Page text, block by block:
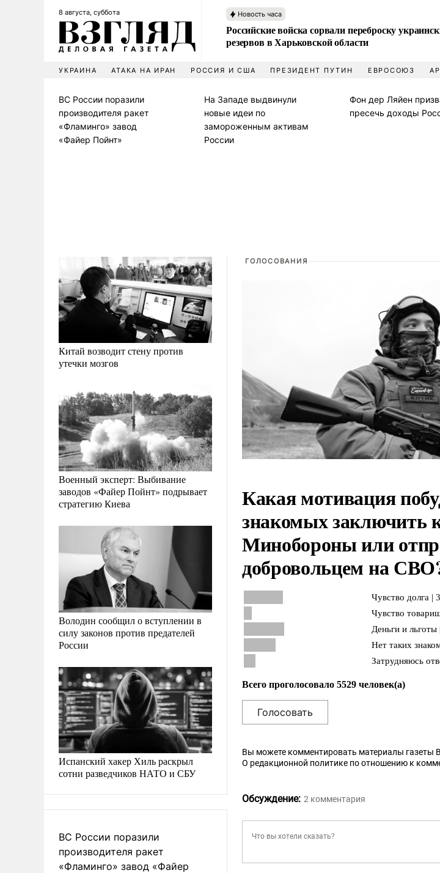
8 августа, суббота Новость часа
Российские войска сорвали переброску
резервов в Харьковской области
УКРАИНА АТАКА НА ИРАН РОССИЯ И США ПРЕЗИДЕНТ ПУТИН ЕВРОСОЮЗ
ВС России поразили
производителя ракет
«Фламинго» завод
«Файер Пойнт»
На Западе выдвинули
новые идеи по
замороженным активам
России
Фон дер Ляйен
пресечь доходы
Китай возводит стену против
утечки мозгов
Военный эксперт: Выбивание
заводов «Файер Пойнт» подрывает
стратегию Киева
Володин сообщил о вступлении в
силу законов против предателей
России
Испанский хакер Хиль раскрыл
сотни разведчиков НАТО и СБУ
ВС России поразили
производителя ракет
«Фламинго» завод «Файер
ГОЛОСОВАНИЯ
Какая мотивация
знакомых заключить
Минобороны или
добровольцем на
Чувство долга |
Чувство
Деньги и льготы
Нет таких
Затрудняюсь
Всего проголосовало 5529 человек(а)
Вы можете комментировать материалы газеты
О редакционной политике по отношению к
Обсуждение: 2 комментария